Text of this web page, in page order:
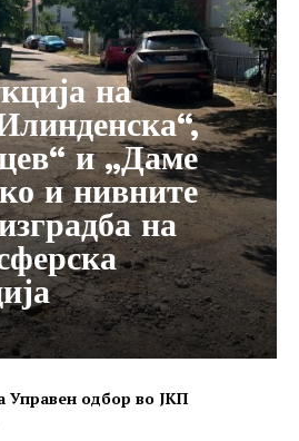
на
и „Даме
и нивните
на
Управен одбор во ЈКП